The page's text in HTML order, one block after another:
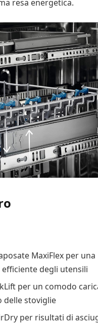
resa energetica.
MaxiFlex per una
degli utensili
per un comodo
delle stoviglie
per risultati di